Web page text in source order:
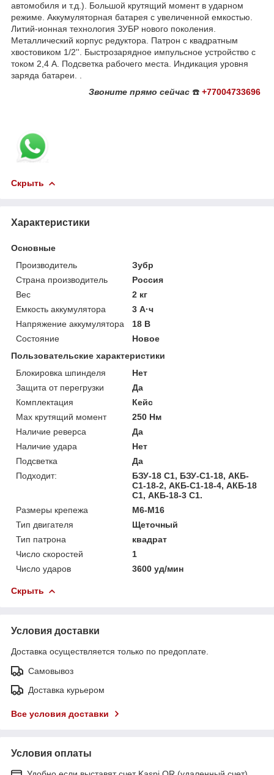
автомобиля и т.д.). Большой крутящий момент в ударном
режиме. Аккумуляторная батарея с увеличенной емкостью.
Литий-ионная технология ЗУБР нового поколения.
Металлический корпус редуктора. Патрон с квадратным
хвостовиком 1/2''. Быстрозарядное импульсное устройство с
током 2,4 А. Подсветка рабочего места. Индикация уровня
заряда батареи. .
Звоните прямо сейчас ☎️ +77004733696
Скрыть
Характеристики
Основные
Производитель
Зубр
Страна производитель
Россия
Вес
2 кг
Емкость аккумулятора
3 А·ч
Напряжение аккумулятора
18 В
Состояние
Новое
Пользовательские характеристики
Блокировка шпинделя
Нет
Защита от перегрузки
Да
Комплектация
Кейс
Мах крутящий момент
250 Нм
Наличие реверса
Да
Наличие удара
Нет
Подсветка
Да
Подходит:
БЗУ-18 С1, БЗУ-С1-18, АКБ-
С1-18-2, АКБ-С1-18-4, АКБ-18
С1, АКБ-18-3 С1.
Размеры крепежа
М6-М16
Тип двигателя
Щеточный
Тип патрона
квадрат
Число скоростей
1
Число ударов
3600 уд/мин
Скрыть
Условия доставки
Доставка осуществляется только по предоплате.
Самовывоз
Доставка курьером
Все условия доставки
Условия оплаты